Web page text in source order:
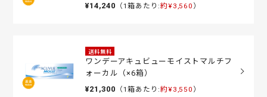
¥14,240 （1箱あたり:約¥3,560 ）
送料無料
ワンデーアキュビューモイストマルチフ
ォーカル（×6箱）
¥21,300 （1箱あたり:約¥3,550 ）